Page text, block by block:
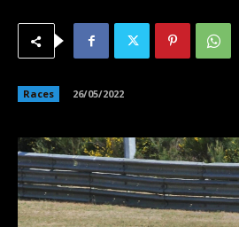
Races 26/05/2022